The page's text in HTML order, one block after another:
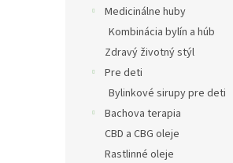
Medicinálne huby
Kombinácia bylín a húb
Zdravý životný stýl
Pre deti
Bylinkové sirupy pre deti
Bachova terapia
CBD a CBG oleje
Rastlinné oleje